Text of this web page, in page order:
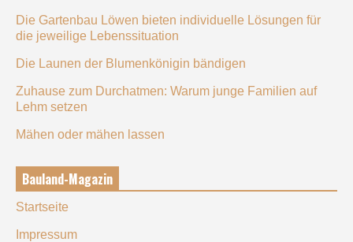
Die Gartenbau Löwen bieten individuelle Lösungen für
die jeweilige Lebenssituation
Die Launen der Blumenkönigin bändigen
Zuhause zum Durchatmen: Warum junge Familien auf
Lehm setzen
Mähen oder mähen lassen
Bauland-Magazin
Startseite
Impressum